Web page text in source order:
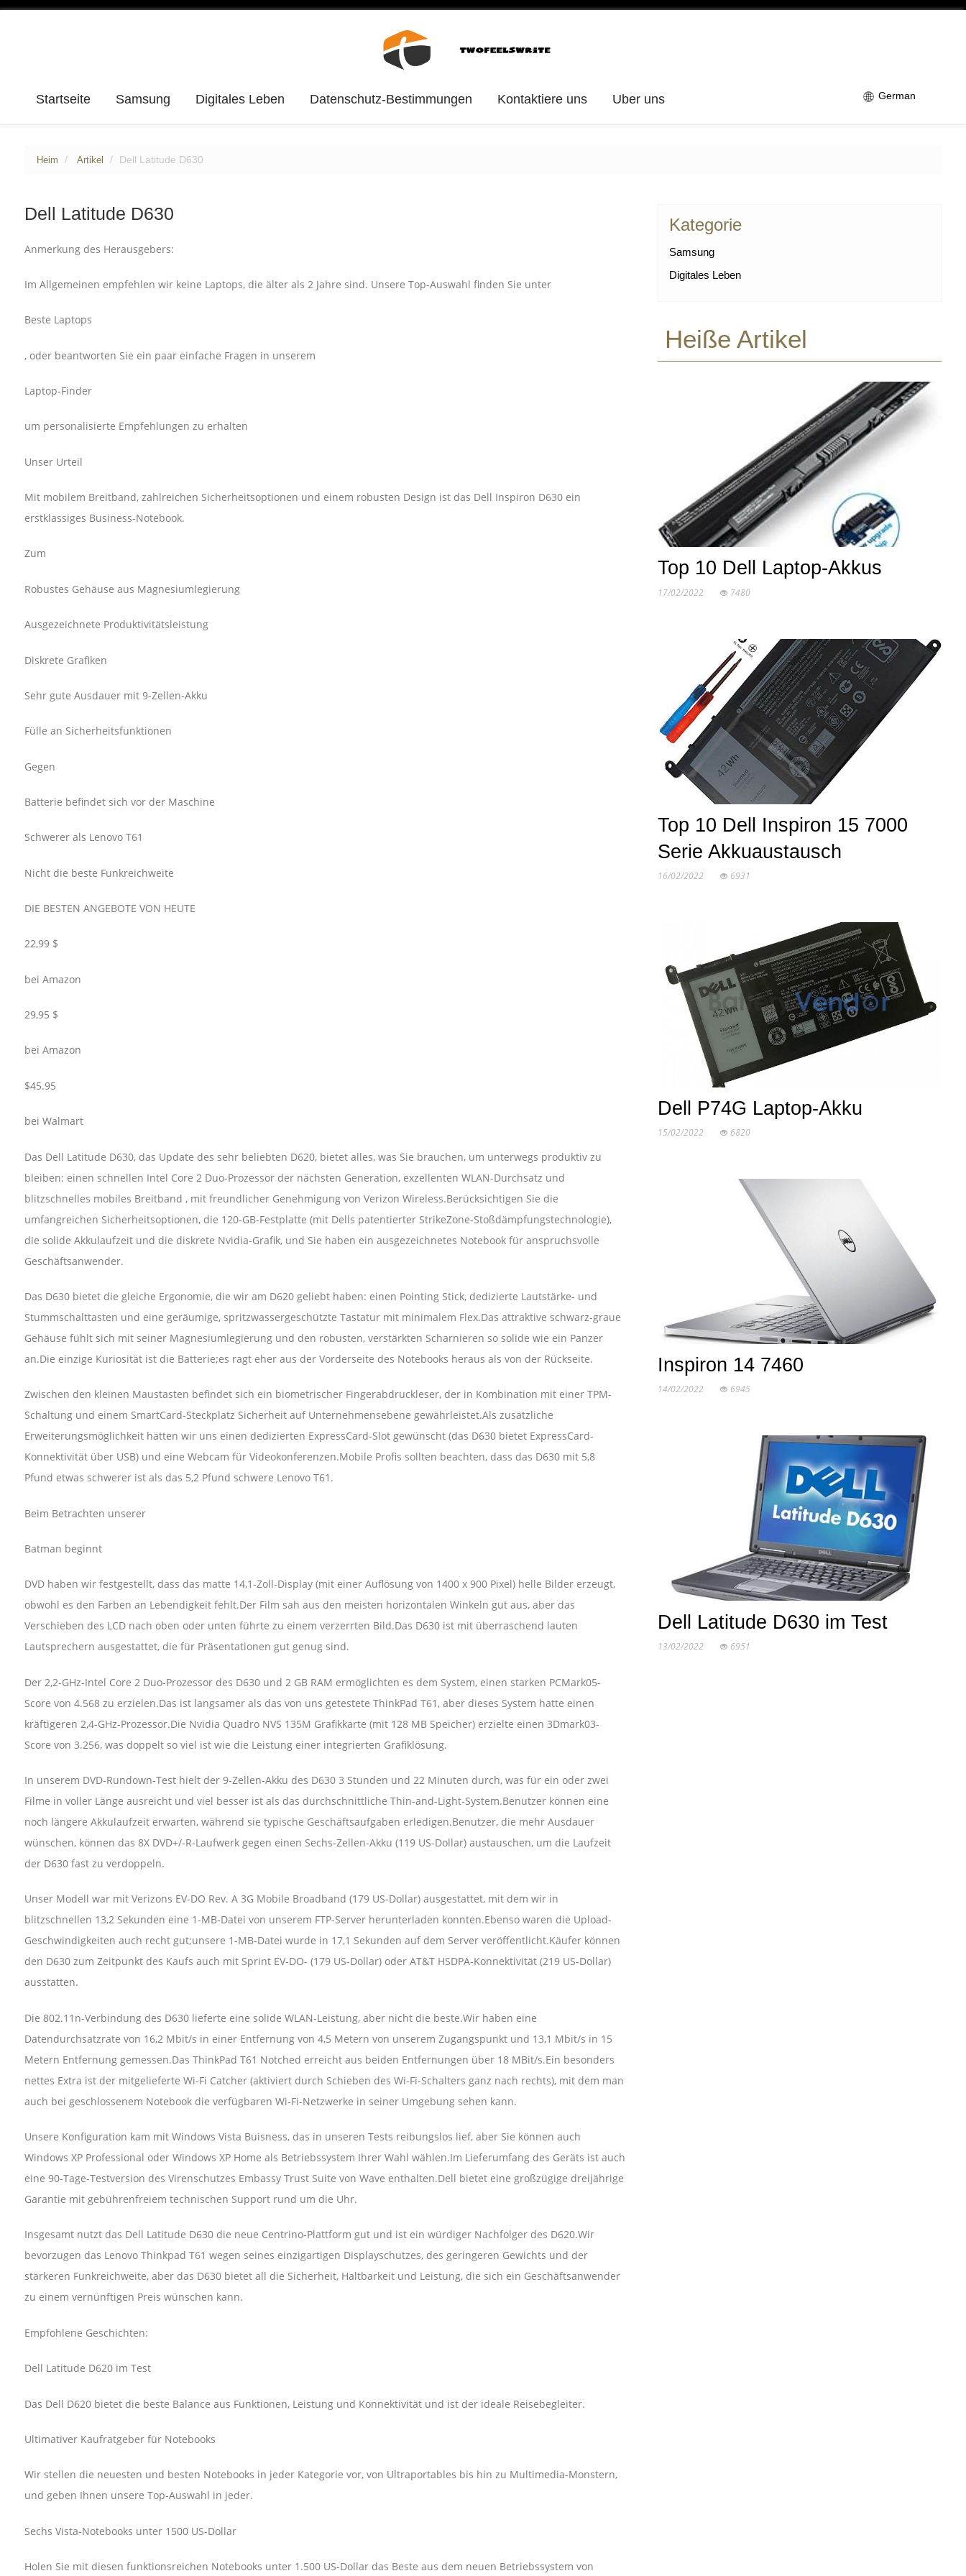
Startseite Samsung Digitales Leben Datenschutz-Bestimmungen Kontaktiere uns Uber uns German
Heim Artikel Dell Latitude D630
Dell Latitude D630
Anmerkung des Herausgebers:
Im Allgemeinen empfehlen wir keine Laptops, die älter als 2 Jahre sind. Unsere Top-Auswahl finden Sie unter
Beste Laptops
, oder beantworten Sie ein paar einfache Fragen in unserem
Laptop-Finder
um personalisierte Empfehlungen zu erhalten
Unser Urteil
Mit mobilem Breitband, zahlreichen Sicherheitsoptionen und einem robusten Design ist das Dell Inspiron D630 ein
erstklassiges Business-Notebook.
Zum
Robustes Gehäuse aus Magnesiumlegierung
Ausgezeichnete Produktivitätsleistung
Diskrete Grafiken
Sehr gute Ausdauer mit 9-Zellen-Akku
Fülle an Sicherheitsfunktionen
Gegen
Batterie befindet sich vor der Maschine
Schwerer als Lenovo T61
Nicht die beste Funkreichweite
DIE BESTEN ANGEBOTE VON HEUTE
22,99 $
bei Amazon
29,95 $
bei Amazon
$45.95
bei Walmart
Das Dell Latitude D630, das Update des sehr beliebten D620, bietet alles, was Sie brauchen, um unterwegs produktiv zu
bleiben: einen schnellen Intel Core 2 Duo-Prozessor der nächsten Generation, exzellenten WLAN-Durchsatz und
blitzschnelles mobiles Breitband , mit freundlicher Genehmigung von Verizon Wireless.Berücksichtigen Sie die
umfangreichen Sicherheitsoptionen, die 120-GB-Festplatte (mit Dells patentierter StrikeZone-Stoßdämpfungstechnologie),
die solide Akkulaufzeit und die diskrete Nvidia-Grafik, und Sie haben ein ausgezeichnetes Notebook für anspruchsvolle
Geschäftsanwender.
Das D630 bietet die gleiche Ergonomie, die wir am D620 geliebt haben: einen Pointing Stick, dedizierte Lautstärke- und
Stummschalttasten und eine geräumige, spritzwassergeschützte Tastatur mit minimalem Flex.Das attraktive schwarz-graue
Gehäuse fühlt sich mit seiner Magnesiumlegierung und den robusten, verstärkten Scharnieren so solide wie ein Panzer
an.Die einzige Kuriosität ist die Batterie;es ragt eher aus der Vorderseite des Notebooks heraus als von der Rückseite.
Zwischen den kleinen Maustasten befindet sich ein biometrischer Fingerabdruckleser, der in Kombination mit einer TPM-
Schaltung und einem SmartCard-Steckplatz Sicherheit auf Unternehmensebene gewährleistet.Als zusätzliche
Erweiterungsmöglichkeit hätten wir uns einen dedizierten ExpressCard-Slot gewünscht (das D630 bietet ExpressCard-
Konnektivität über USB) und eine Webcam für Videokonferenzen.Mobile Profis sollten beachten, dass das D630 mit 5,8
Pfund etwas schwerer ist als das 5,2 Pfund schwere Lenovo T61.
Beim Betrachten unserer
Batman beginnt
DVD haben wir festgestellt, dass das matte 14,1-Zoll-Display (mit einer Auflösung von 1400 x 900 Pixel) helle Bilder erzeugt,
obwohl es den Farben an Lebendigkeit fehlt.Der Film sah aus den meisten horizontalen Winkeln gut aus, aber das
Verschieben des LCD nach oben oder unten führte zu einem verzerrten Bild.Das D630 ist mit überraschend lauten
Lautsprechern ausgestattet, die für Präsentationen gut genug sind.
Der 2,2-GHz-Intel Core 2 Duo-Prozessor des D630 und 2 GB RAM ermöglichten es dem System, einen starken PCMark05-
Score von 4.568 zu erzielen.Das ist langsamer als das von uns getestete ThinkPad T61, aber dieses System hatte einen
kräftigeren 2,4-GHz-Prozessor.Die Nvidia Quadro NVS 135M Grafikkarte (mit 128 MB Speicher) erzielte einen 3Dmark03-
Score von 3.256, was doppelt so viel ist wie die Leistung einer integrierten Grafiklösung.
In unserem DVD-Rundown-Test hielt der 9-Zellen-Akku des D630 3 Stunden und 22 Minuten durch, was für ein oder zwei
Filme in voller Länge ausreicht und viel besser ist als das durchschnittliche Thin-and-Light-System.Benutzer können eine
noch längere Akkulaufzeit erwarten, während sie typische Geschäftsaufgaben erledigen.Benutzer, die mehr Ausdauer
wünschen, können das 8X DVD+/-R-Laufwerk gegen einen Sechs-Zellen-Akku (119 US-Dollar) austauschen, um die Laufzeit
der D630 fast zu verdoppeln.
Unser Modell war mit Verizons EV-DO Rev. A 3G Mobile Broadband (179 US-Dollar) ausgestattet, mit dem wir in
blitzschnellen 13,2 Sekunden eine 1-MB-Datei von unserem FTP-Server herunterladen konnten.Ebenso waren die Upload-
Geschwindigkeiten auch recht gut;unsere 1-MB-Datei wurde in 17,1 Sekunden auf dem Server veröffentlicht.Käufer können
den D630 zum Zeitpunkt des Kaufs auch mit Sprint EV-DO- (179 US-Dollar) oder AT&T HSDPA-Konnektivität (219 US-Dollar)
ausstatten.
Die 802.11n-Verbindung des D630 lieferte eine solide WLAN-Leistung, aber nicht die beste.Wir haben eine
Datendurchsatzrate von 16,2 Mbit/s in einer Entfernung von 4,5 Metern von unserem Zugangspunkt und 13,1 Mbit/s in 15
Metern Entfernung gemessen.Das ThinkPad T61 Notched erreicht aus beiden Entfernungen über 18 MBit/s.Ein besonders
nettes Extra ist der mitgelieferte Wi-Fi Catcher (aktiviert durch Schieben des Wi-Fi-Schalters ganz nach rechts), mit dem man
auch bei geschlossenem Notebook die verfügbaren Wi-Fi-Netzwerke in seiner Umgebung sehen kann.
Unsere Konfiguration kam mit Windows Vista Buisness, das in unseren Tests reibungslos lief, aber Sie können auch
Windows XP Professional oder Windows XP Home als Betriebssystem Ihrer Wahl wählen.Im Lieferumfang des Geräts ist auch
eine 90-Tage-Testversion des Virenschutzes Embassy Trust Suite von Wave enthalten.Dell bietet eine großzügige dreijährige
Garantie mit gebührenfreiem technischen Support rund um die Uhr.
Insgesamt nutzt das Dell Latitude D630 die neue Centrino-Plattform gut und ist ein würdiger Nachfolger des D620.Wir
bevorzugen das Lenovo Thinkpad T61 wegen seines einzigartigen Displayschutzes, des geringeren Gewichts und der
stärkeren Funkreichweite, aber das D630 bietet all die Sicherheit, Haltbarkeit und Leistung, die sich ein Geschäftsanwender
zu einem vernünftigen Preis wünschen kann.
Empfohlene Geschichten:
Dell Latitude D620 im Test
Das Dell D620 bietet die beste Balance aus Funktionen, Leistung und Konnektivität und ist der ideale Reisebegleiter.
Ultimativer Kaufratgeber für Notebooks
Wir stellen die neuesten und besten Notebooks in jeder Kategorie vor, von Ultraportables bis hin zu Multimedia-Monstern,
und geben Ihnen unsere Top-Auswahl in jeder.
Sechs Vista-Notebooks unter 1500 US-Dollar
Holen Sie mit diesen funktionsreichen Notebooks unter 1.500 US-Dollar das Beste aus dem neuen Betriebssystem von
Kategorie
Samsung
Digitales Leben
Heiße Artikel
Top 10 Dell Laptop-Akkus
17/02/2022 7480
Top 10 Dell Inspiron 15 7000
Serie Akkuaustausch
16/02/2022 6931
Dell P74G Laptop-Akku
15/02/2022 6820
Inspiron 14 7460
14/02/2022 6945
Dell Latitude D630 im Test
13/02/2022 6951